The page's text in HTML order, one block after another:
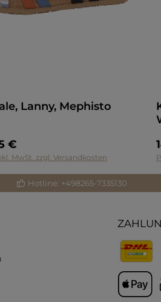
Lanny, Mephisto
€
MwSt. zzgl. Versandkosten
Hotline: +498265-7335130
Versand